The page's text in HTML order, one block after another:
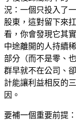
況：一個只投入了
股東，這對留下來
看，你會發現它其
中途離開的人持續
部分（而不是零、
群早就不在公司、
計能讓利益相反的
因。
要補一個重要前提